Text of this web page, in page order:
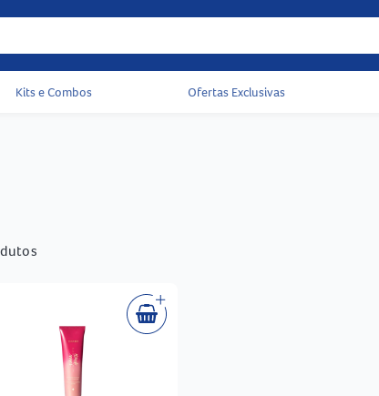
Acessos rápidos do cabeçalho
Kits e Combos Ofertas Exclusivas